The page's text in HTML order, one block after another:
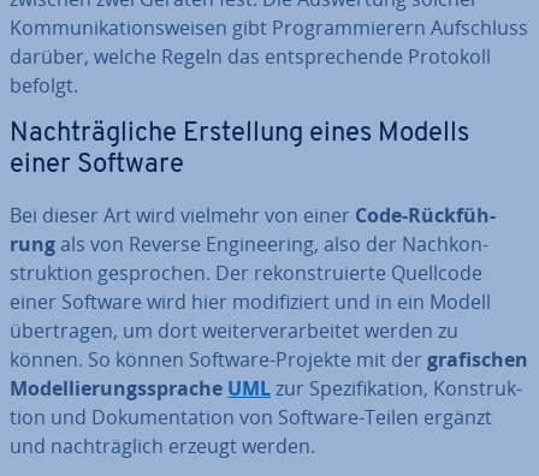
Kom­mu­ni­ka­ti­ons­wei­sen gibt Pro­gram­mie­rern Auf­schluss
darüber, welche Regeln das ent­spre­chen­de Protokoll
befolgt.
Nach­träg­li­che Er­stel­lung eines Modells
einer Software
Bei dieser Art wird vielmehr von einer Code-Rück­füh­
rungals von Reverse En­gi­nee­ring, also der Nach­kon­
struk­ti­on ge­spro­chen. Der re­kon­stru­ier­te Quellcode
einer Software wird hier mo­di­fi­ziert und in ein Modell
über­tra­gen, um dort wei­ter­ver­ar­bei­tet werden zu
können. So können Software-Projekte mit der gra­fi­schen
Mo­del­lie­rungs­spra­che UMLzur Spe­zi­fi­ka­ti­on, Kon­struk­
ti­on und Do­ku­men­ta­ti­on von Software-Teilen ergänzt
und nach­träg­lich erzeugt werden.